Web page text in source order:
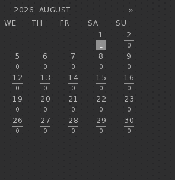
»
2026
AUGUST
WE TH FR SA
SU
1
1
2
0
5
0
6
0
7
0
8
0
9
0
12
0
13
0
14
0
15
0
16
0
19
0
20
0
21
0
22
0
23
0
26
0
27
0
28
0
29
0
30
0